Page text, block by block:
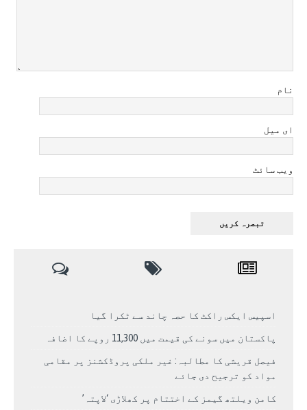
نام
ای میل
ویب سائٹ
اسپیس ایکس راکٹ کا حصہ چاند سے ٹکرا گیا
پاکستان میں سونے کی قیمت میں 11,300 روپے کا اضافہ
فیصل قریشی کا مطالبہ: غیر ملکی پروڈکشنز پر مقامی
مواد کو ترجیح دی جائے
کامن ویلتھ گیمز کے اختتام پر کھلاڑی ‘لاپتہ’